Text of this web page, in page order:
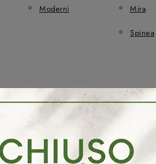
Moderni Mira
Spinea
Negozio Di Tavolini A Scorzè